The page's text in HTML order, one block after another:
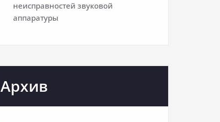
неисправностей звуковой
аппаратуры
Архив